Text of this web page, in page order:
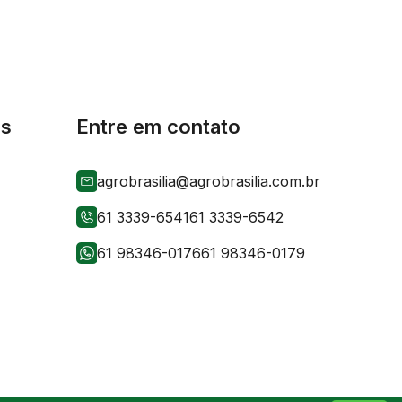
Entre em contato
agrobrasilia@agrobrasilia.com.br
61 3339-654161 3339-6542
61 98346-017661 98346-0179